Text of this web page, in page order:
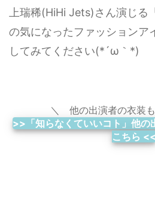
上瑞稀(HiHi Jets)さん演じる
の気になったファッション
してみてください(*´ω｀*)
＼ 他の出演者の衣装
>>「知らなくていいコト」他の
こちら <<